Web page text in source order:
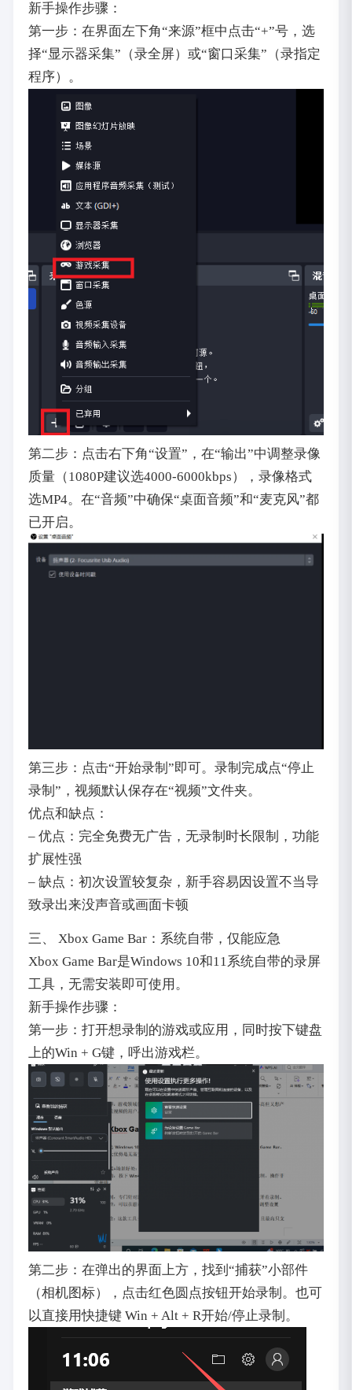
新手操作步骤：
第一步：在界面左下角“来源”框中点击“+”号，选
择“显示器采集”（录全屏）或“窗口采集”（录指定
程序）。
第二步：点击右下角“设置”，在“输出”中调整录像
质量（1080P建议选4000-6000kbps），录像格式
选MP4。在“音频”中确保“桌面音频”和“麦克风”都
已开启。
第三步：点击“开始录制”即可。录制完成点“停止
录制”，视频默认保存在“视频”文件夹。
优点和缺点：
– 优点：完全免费无广告，无录制时长限制，功能
扩展性强
– 缺点：初次设置较复杂，新手容易因设置不当导
致录出来没声音或画面卡顿
三、 Xbox Game Bar：系统自带，仅能应急
Xbox Game Bar是Windows 10和11系统自带的录屏
工具，无需安装即可使用。
新手操作步骤：
第一步：打开想录制的游戏或应用，同时按下键盘
上的Win + G键，呼出游戏栏。
第二步：在弹出的界面上方，找到“捕获”小部件
（相机图标），点击红色圆点按钮开始录制。也可
以直接用快捷键 Win + Alt + R开始/停止录制。